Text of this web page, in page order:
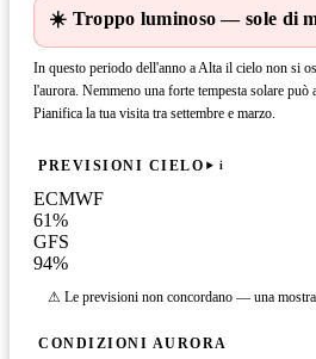
☀️ Troppo luminoso — sole di
In questo periodo dell'anno a Alta il cielo non si
l'aurora. Nemmeno una forte tempesta solare
Pianifica la tua visita tra settembre e marzo.
PREVISIONI CIELO i
ECMWF
61%
GFS
94%
⚠ Le previsioni non concordano — una
CONDIZIONI AURORA